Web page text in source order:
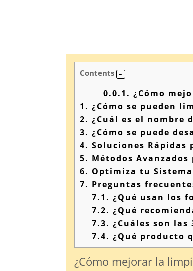
Contents
0.0.1. ¿Cómo
1. ¿Cómo se pueden
2. ¿Cuál es el nombre
3. ¿Cómo se puede
4. Soluciones Rápidas
5. Métodos
6. Optimiza tu
7. Preguntas
7.1. ¿Qué usan los
7.2. ¿Qué
7.3. ¿Cuáles son
7.4. ¿Qué producto
¿Cómo mejorar la